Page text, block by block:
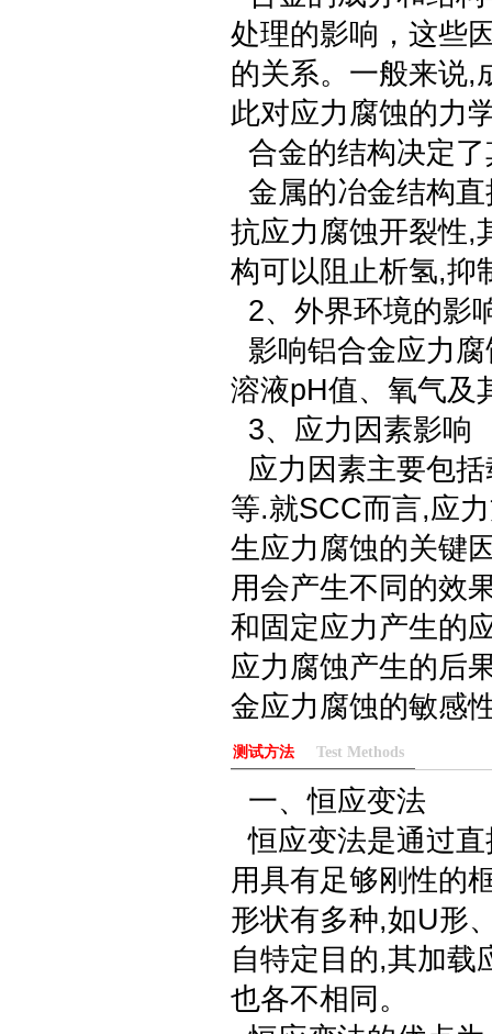
处理的影响，这些
的关系。一般来说,
此对应力腐蚀的力
合金的结构决定
金属的冶金结构
抗应力腐蚀开裂性,
构可以阻止析氢,抑
2、外界环境的影
影响铝合金应力
溶液pH值、氧气及
3、应力因素影响
应力因素主要包
等.就SCC而言,应
生应力腐蚀的关键
用会产生不同的效
和固定应力产生的
应力腐蚀产生的后
金应力腐蚀的敏感
测试方法 Test Methods
一、恒应变法
恒应变法是通过
用具有足够刚性的
形状有多种,如U形
自特定目的,其加载
也各不相同。